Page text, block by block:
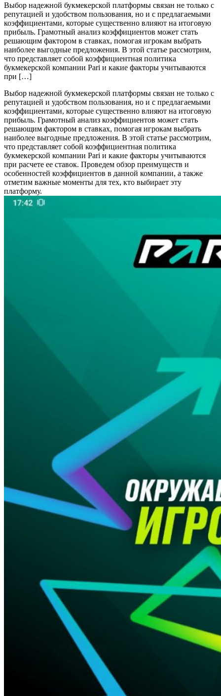
Выбор надежной букмекерской платформы связан не только с
репутацией и удобством пользования, но и с предлагаемыми
коэффициентами, которые существенно влияют на итоговую
прибыль. Грамотный анализ коэффициентов может стать
решающим фактором в ставках, помогая игрокам выбрать
наиболее выгодные предложения. В этой статье рассмотрим,
что представляет собой коэффициентная политика
букмекерской компании Pari и какие факторы учитываются
при […]
Выбор надежной букмекерской платформы связан не только с
репутацией и удобством пользования, но и с предлагаемыми
коэффициентами, которые существенно влияют на итоговую
прибыль. Грамотный анализ коэффициентов может стать
решающим фактором в ставках, помогая игрокам выбрать
наиболее выгодные предложения. В этой статье рассмотрим,
что представляет собой коэффициентная политика
букмекерской компании Pari и какие факторы учитываются
при расчете ее ставок. Проведем обзор преимуществ и
особенностей коэффициентов в данной компании, а также
отметим важные моменты для тех, кто выбирает эту
платформу.